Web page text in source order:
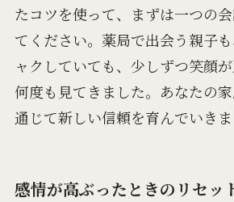
たコツを使って、まずは一つの
てください。薬局で出会う親子
ャクしていても、少しずつ笑顔
何度も見てきました。あなたの
通じて新しい信頼を育んでいきま
感情が高ぶったときのリセッ